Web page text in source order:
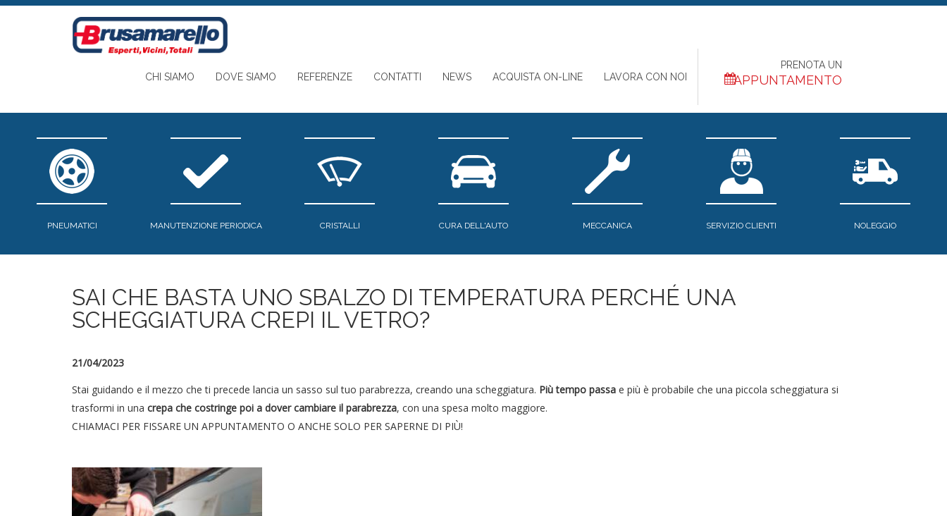
Salta al contenuto principale
CHI SIAMO DOVE SIAMO REFERENZE CONTATTI NEWS ACQUISTA ON-LINE LAVORA CON NOI
PRENOTA UN
APPUNTAMENTO
PNEUMATICI MANUTENZIONE PERIODICA CRISTALLI CURA DELL'AUTO MECCANICA SERVIZIO CLIENTI NOLEGGIO
SAI CHE BASTA UNO SBALZO DI TEMPERATURA PERCHÉ UNA
SCHEGGIATURA CREPI IL VETRO?
21/04/2023
Stai guidando e il mezzo che ti precede lancia un sasso sul tuo parabrezza, creando una scheggiatura. Più tempo passa e più è probabile che una piccola scheggiatura si
trasformi in una crepa che costringe poi a dover cambiare il parabrezza, con una spesa molto maggiore.
CHIAMACI PER FISSARE UN APPUNTAMENTO O ANCHE SOLO PER SAPERNE DI PIÙ!